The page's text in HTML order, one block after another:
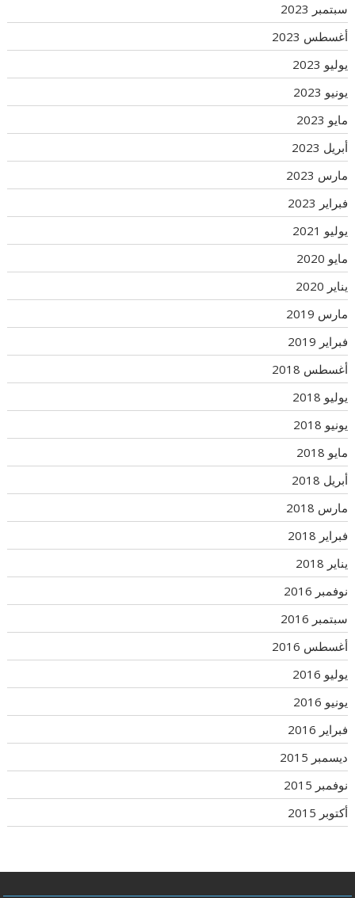
سبتمبر 2023
أغسطس 2023
يوليو 2023
يونيو 2023
مايو 2023
أبريل 2023
مارس 2023
فبراير 2023
يوليو 2021
مايو 2020
يناير 2020
مارس 2019
فبراير 2019
أغسطس 2018
يوليو 2018
يونيو 2018
مايو 2018
أبريل 2018
مارس 2018
فبراير 2018
يناير 2018
نوفمبر 2016
سبتمبر 2016
أغسطس 2016
يوليو 2016
يونيو 2016
فبراير 2016
ديسمبر 2015
نوفمبر 2015
أكتوبر 2015